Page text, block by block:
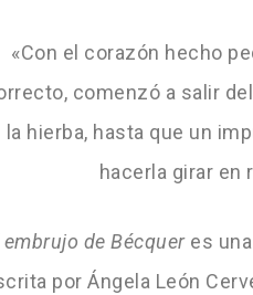
«Con el corazón hecho
comenzó a salir
la hierba, hasta que un
hacerla girar en
embrujo de Bécqueres una
por Ángela León